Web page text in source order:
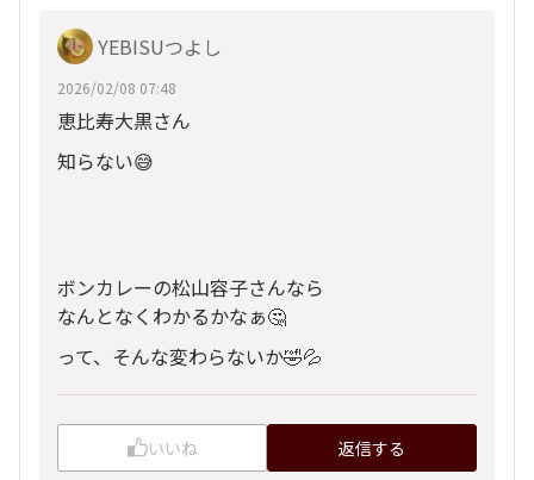
YEBISUつよし
2026/02/08 07:48
恵比寿大黒さん
知らない😅
ボンカレーの松山容子さんなら
なんとなくわかるかなぁ🤔
って、そんな変わらないか🤣💦
いいね 返信する